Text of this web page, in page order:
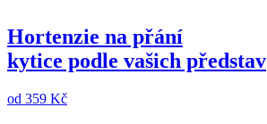
Hortenzie na přání
kytice podle vašich představ
od 359 Kč